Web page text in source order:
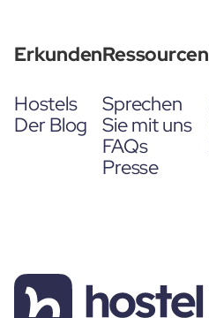
Erkunden
Hostels
Der Blog
Ressourcen
Sprechen
Sie mit uns
FAQs
Presse